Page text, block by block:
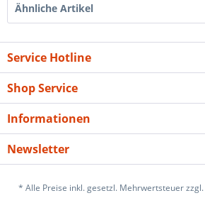
Ähnliche Artikel
Service Hotline
Shop Service
Informationen
Newsletter
* Alle Preise inkl. gesetzl. Mehrwertsteuer zzgl.